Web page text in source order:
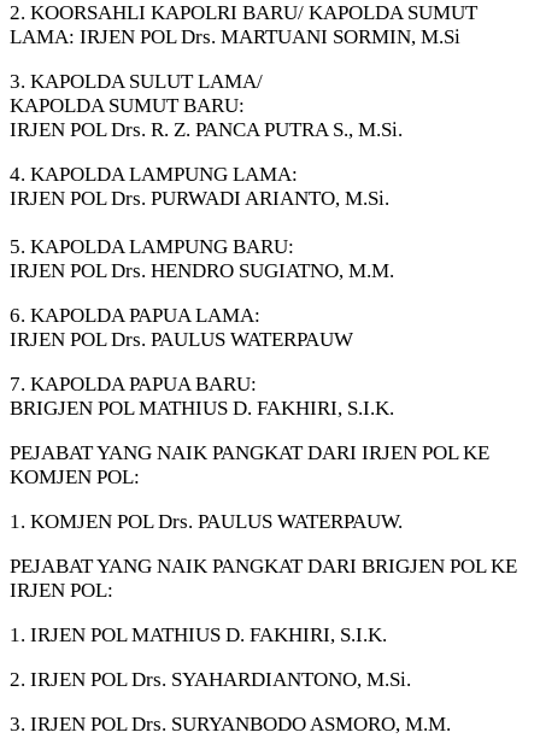
2. KOORSAHLI KAPOLRI BARU/ KAPOLDA SUMUT
LAMA: IRJEN POL Drs. MARTUANI SORMIN, M.Si
3. KAPOLDA SULUT LAMA/
KAPOLDA SUMUT BARU:
IRJEN POL Drs. R. Z. PANCA PUTRA S., M.Si.
4. KAPOLDA LAMPUNG LAMA:
IRJEN POL Drs. PURWADI ARIANTO, M.Si.
5. KAPOLDA LAMPUNG BARU:
IRJEN POL Drs. HENDRO SUGIATNO, M.M.
6. KAPOLDA PAPUA LAMA:
IRJEN POL Drs. PAULUS WATERPAUW
7. KAPOLDA PAPUA BARU:
BRIGJEN POL MATHIUS D. FAKHIRI, S.I.K.
PEJABAT YANG NAIK PANGKAT DARI IRJEN POL KE
KOMJEN POL:
1. KOMJEN POL Drs. PAULUS WATERPAUW.
PEJABAT YANG NAIK PANGKAT DARI BRIGJEN POL KE
IRJEN POL:
1. IRJEN POL MATHIUS D. FAKHIRI, S.I.K.
2. IRJEN POL Drs. SYAHARDIANTONO, M.Si.
3. IRJEN POL Drs. SURYANBODO ASMORO, M.M.